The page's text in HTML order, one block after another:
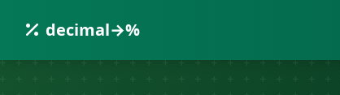
decimal→%